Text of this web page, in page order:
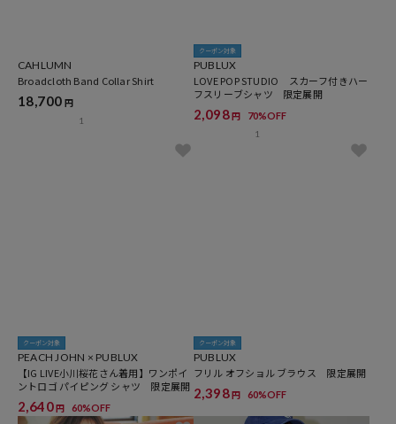
CAHLUMN
Broadcloth Band Collar Shirt
18,700 円
1
クーポン対象
PUBLUX
LOVE POP STUDIO スカーフ付きハー
フスリーブシャツ 限定展開
2,098 円 70%OFF
1
クーポン対象
PEACH JOHN × PUBLUX
【IG LIVE小川桜花さん着用】ワンポイ
ントロゴ パイピング シャツ 限定展開
2,640 円 60%OFF
クーポン対象
PUBLUX
フリル オフショル ブラウス 限定展開
2,398 円 60%OFF